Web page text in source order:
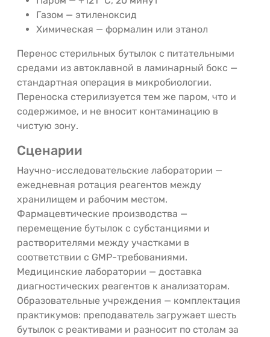
Газом — этиленоксид
Химическая — формалин или этанол
Перенос стерильных бутылок с питательными
средами из автоклавной в ламинарный бокс —
стандартная операция в микробиологии.
Переноска стерилизуется тем же паром, что и
содержимое, и не вносит контаминацию в
чистую зону.
Сценарии
Научно-исследовательские лаборатории —
ежедневная ротация реагентов между
хранилищем и рабочим местом.
Фармацевтические производства —
перемещение бутылок с субстанциями и
растворителями между участками в
соответствии с GMP-требованиями.
Медицинские лаборатории — доставка
диагностических реагентов к анализаторам.
Образовательные учреждения — комплектация
практикумов: преподаватель загружает шесть
бутылок с реактивами и разносит по столам за